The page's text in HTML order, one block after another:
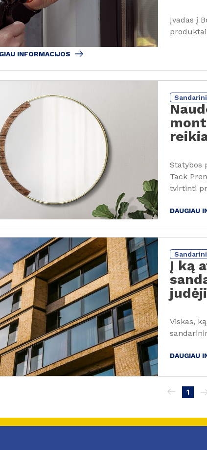
Įvadas į
INFORMACIJOS
Statybos
Tack
tvirtinti
DAUGIAU
Į ką
Viskas,
DAUGIAU
1